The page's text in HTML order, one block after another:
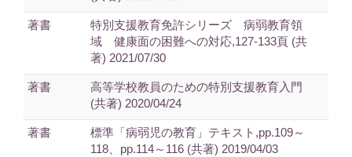
著書
特別支援教育免許シリーズ 病弱教育領
域 健康面の困難への対応,127-133頁 (共
著) 2021/07/30
著書
高等学校教員のための特別支援教育入門
(共著) 2020/04/24
著書
標準「病弱児の教育」テキスト,pp.109～
118、pp.114～116 (共著) 2019/04/03